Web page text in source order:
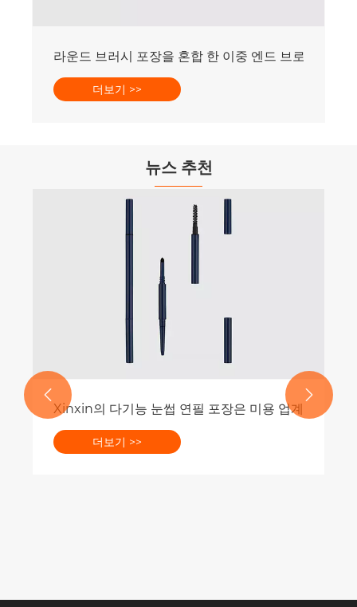
뉴스 추천
혁명을 이끌고 있습니다.
자동 왁스 연필 아이 라이너로 아이 메이크업을 만드
 